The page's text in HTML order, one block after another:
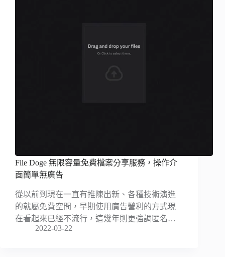
File Doge 無限容量免費檔案分享服務，操作介
面簡單無廣告
從以前到現在一直有推陳出新、各種技術演進
的就屬免費空間，早期使用廣告營利的方式現
在看起來已經不流行，這幾年則更強調匿名…
2022-03-22